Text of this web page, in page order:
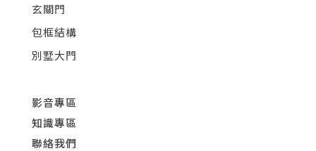
玄關門
包框結構
別墅大門
影音專區
知識專區
聯絡我們